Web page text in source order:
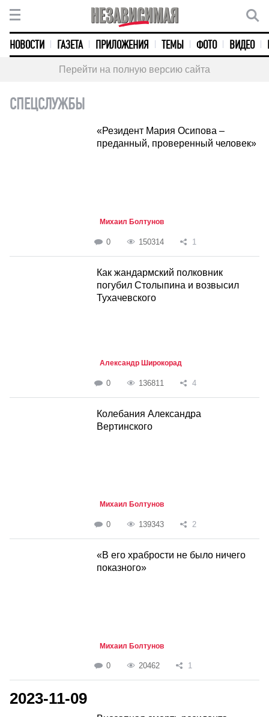
НОВОСТИ ГАЗЕТА ПРИЛОЖЕНИЯ ТЕМЫ ФОТО ВИДЕО
Перейти на полную версию сайта
СПЕЦСЛУЖБЫ
«Резидент Мария Осипова –
преданный, проверенный человек»
Михаил Болтунов
0 150314 1
Как жандармский полковник
погубил Столыпина и возвысил
Тухачевского
Александр Широкорад
0 136811 4
Колебания Александра
Вертинского
Михаил Болтунов
0 139343 2
«В его храбрости не было ничего
показного»
Михаил Болтунов
0 20462 1
2023-11-09